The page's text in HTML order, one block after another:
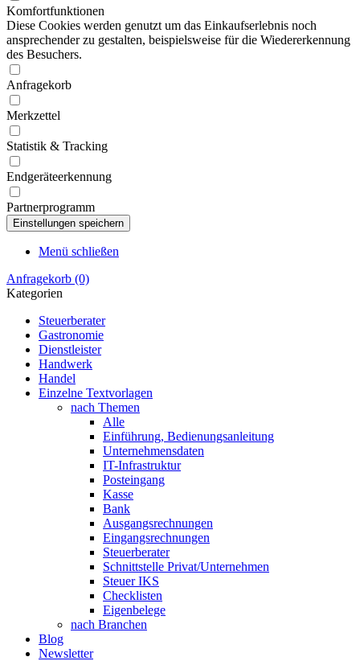
Komfortfunktionen
Diese Cookies werden genutzt um das Einkaufserlebnis noch
ansprechender zu gestalten, beispielsweise für die Wiedererkennung
des Besuchers.
Anfragekorb
Merkzettel
Statistik & Tracking
Endgeräteerkennung
Partnerprogramm
Menü schließen
Anfragekorb (0)
Kategorien
Steuerberater
Gastronomie
Dienstleister
Handwerk
Handel
Einzelne Textvorlagen
nach Themen
Alle
Einführung, Bedienungsanleitung
Unternehmensdaten
IT-Infrastruktur
Posteingang
Kasse
Bank
Ausgangsrechnungen
Eingangsrechnungen
Steuerberater
Schnittstelle Privat/Unternehmen
Steuer IKS
Checklisten
Eigenbelege
nach Branchen
Blog
Newsletter